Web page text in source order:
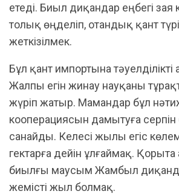
етеді. Биыл диқандар еңбегі зая
толық өңделіп, отандық қант
жеткізілмек.
Бұл қант импортына тәуелділікті
Жалпы егін жинау науқаны
жүріп жатыр. Мамандар бұл
кооперациясын дамытуға серпін
санайды. Келесі жылы егіс
гектарға дейін ұлғаймақ. Қорыта
биылғы маусым Жамбыл
жемісті жыл болмақ.